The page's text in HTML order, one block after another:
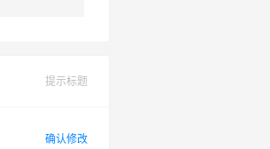
提示标题
确认修改